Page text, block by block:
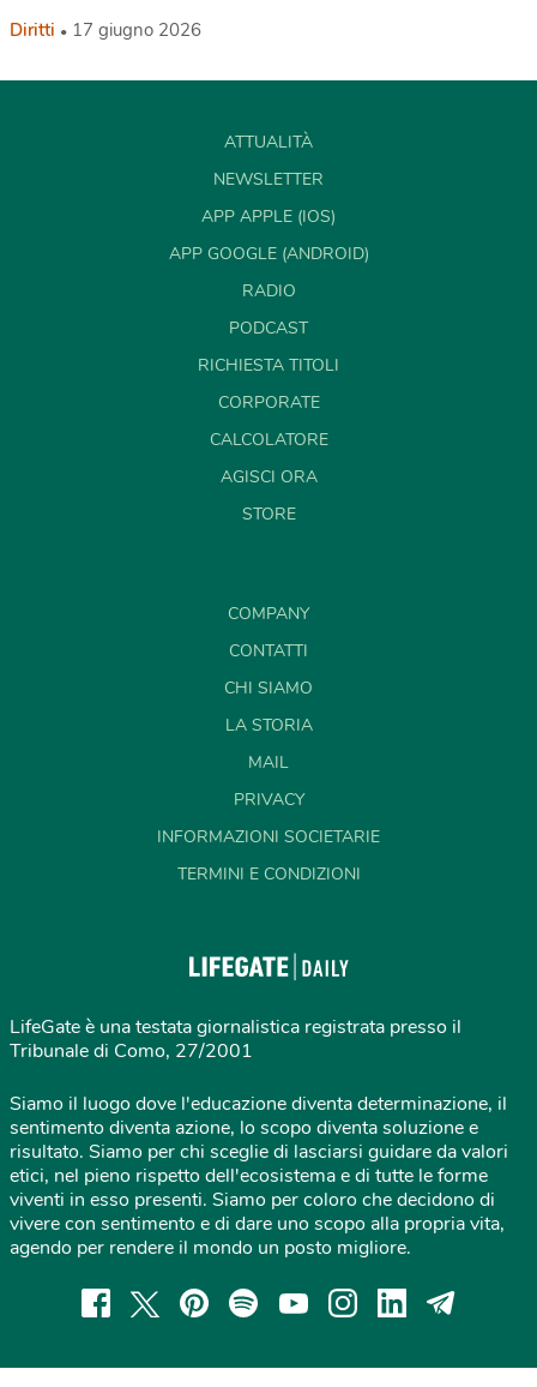
Diritti 17 giugno 2026
ATTUALITÀ
NEWSLETTER
APP APPLE (IOS)
APP GOOGLE (ANDROID)
RADIO
PODCAST
RICHIESTA TITOLI
CORPORATE
CALCOLATORE
AGISCI ORA
STORE
COMPANY
CONTATTI
CHI SIAMO
LA STORIA
MAIL
PRIVACY
INFORMAZIONI SOCIETARIE
TERMINI E CONDIZIONI
LifeGate è una testata giornalistica registrata presso il
Tribunale di Como, 27/2001
Siamo il luogo dove l'educazione diventa determinazione, il
sentimento diventa azione, lo scopo diventa soluzione e
risultato. Siamo per chi sceglie di lasciarsi guidare da valori
etici, nel pieno rispetto dell'ecosistema e di tutte le forme
viventi in esso presenti. Siamo per coloro che decidono di
vivere con sentimento e di dare uno scopo alla propria vita,
agendo per rendere il mondo un posto migliore.